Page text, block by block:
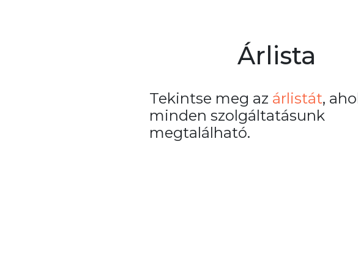
Árlista
Tekintse meg az árlistát,
minden szolgáltatásunk
megtalálható.